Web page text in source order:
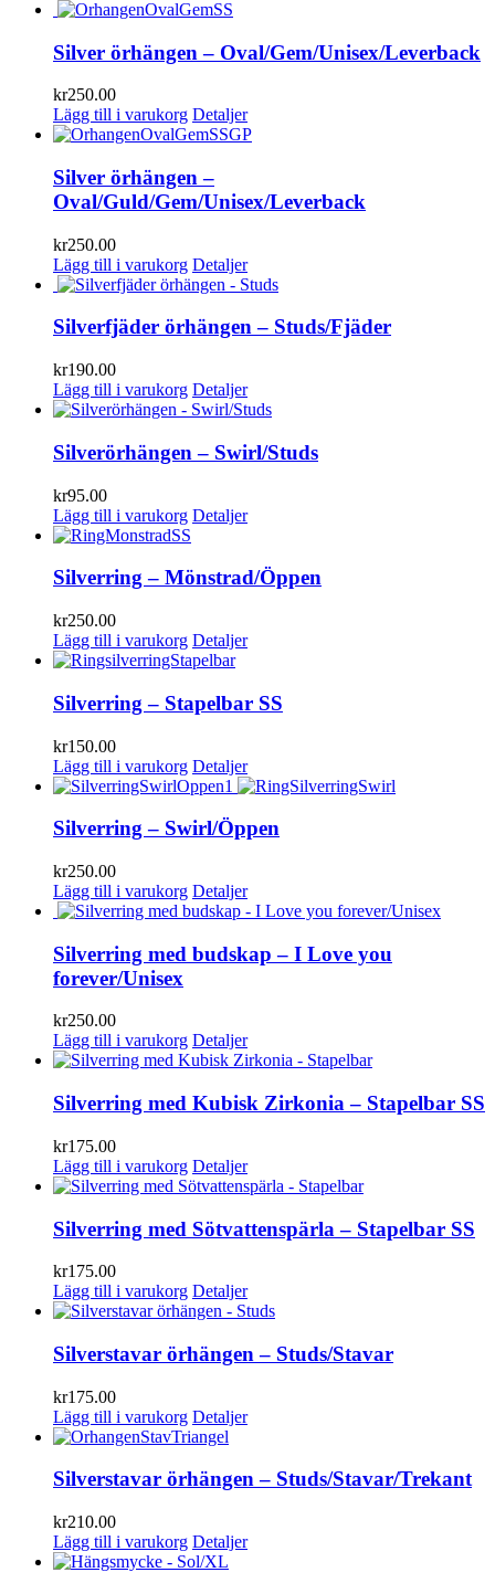
Silver örhängen – Oval/Gem/Unisex/Leverback
kr250.00
Lägg till i varukorg Detaljer
Silver örhängen –
Oval/Guld/Gem/Unisex/Leverback
kr250.00
Lägg till i varukorg Detaljer
Silverfjäder örhängen – Studs/Fjäder
kr190.00
Lägg till i varukorg Detaljer
Silverörhängen – Swirl/Studs
kr95.00
Lägg till i varukorg Detaljer
Silverring – Mönstrad/Öppen
kr250.00
Lägg till i varukorg Detaljer
Silverring – Stapelbar SS
kr150.00
Lägg till i varukorg Detaljer
Silverring – Swirl/Öppen
kr250.00
Lägg till i varukorg Detaljer
Silverring med budskap – I Love you
forever/Unisex
kr250.00
Lägg till i varukorg Detaljer
Silverring med Kubisk Zirkonia – Stapelbar SS
kr175.00
Lägg till i varukorg Detaljer
Silverring med Sötvattenspärla – Stapelbar SS
kr175.00
Lägg till i varukorg Detaljer
Silverstavar örhängen – Studs/Stavar
kr175.00
Lägg till i varukorg Detaljer
Silverstavar örhängen – Studs/Stavar/Trekant
kr210.00
Lägg till i varukorg Detaljer